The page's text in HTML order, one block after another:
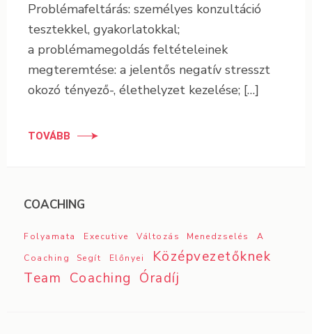
Problémafeltárás: személyes konzultáció
tesztekkel, gyakorlatokkal;
a problémamegoldás feltételeinek
megteremtése: a jelentős negatív stresszt
okozó tényező-, élethelyzet kezelése; […]
TOVÁBB
COACHING
Folyamata Executive Változás Menedzselés
A
Coaching Segít
Előnyei
Középvezetőknek
Team Coaching Óradíj